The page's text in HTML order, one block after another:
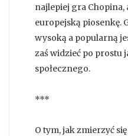
najlepiej gra
europejską piosenkę.
wysoką a popularną
zaś widzieć po prostu
społecznego.
***
O tym, jak zmierzyć